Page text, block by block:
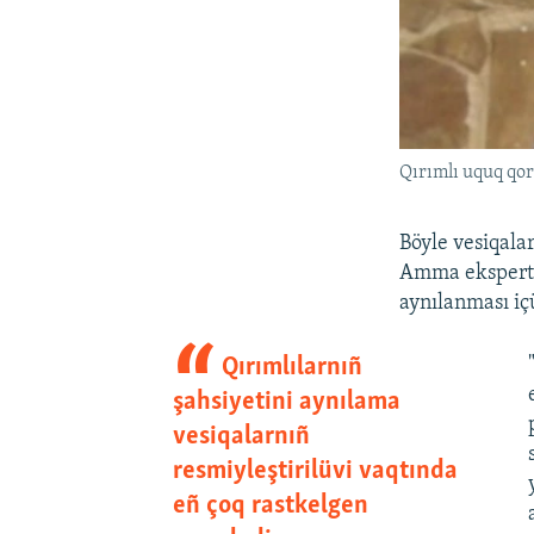
Qırımlı uquq
Böyle
Amma
aynılanması
Qırımlılarnıñ
şahsiyetini aynılama
vesiqalarnıñ
resmiyleştirilüvi vaqtında
eñ çoq rastkelgen